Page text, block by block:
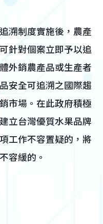
制度實施後，農產
針對個案立即予以追
外銷農產品或生產者
安全可追溯之國際趨
市場。在此政府積極
立台灣優質水果品牌
工作不容置疑的，將
容緩的。